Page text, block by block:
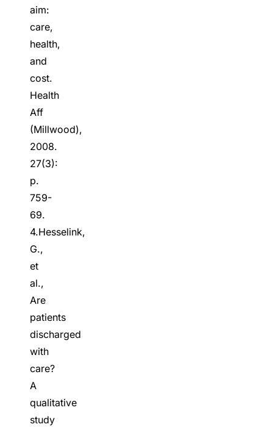
aim:
care,
health,
and
cost.
Health
Aff
(Millwood),
2008.
27(3):
p.
759-
69.
4.Hesselink,
G.,
et
al.,
Are
patients
discharged
with
care?
A
qualitative
study